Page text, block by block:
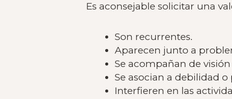
Es aconsejable solicitar una
Son recurrentes.
Aparecen junto a
Se acompañan de
Se asocian a debilidad
Interfieren en las